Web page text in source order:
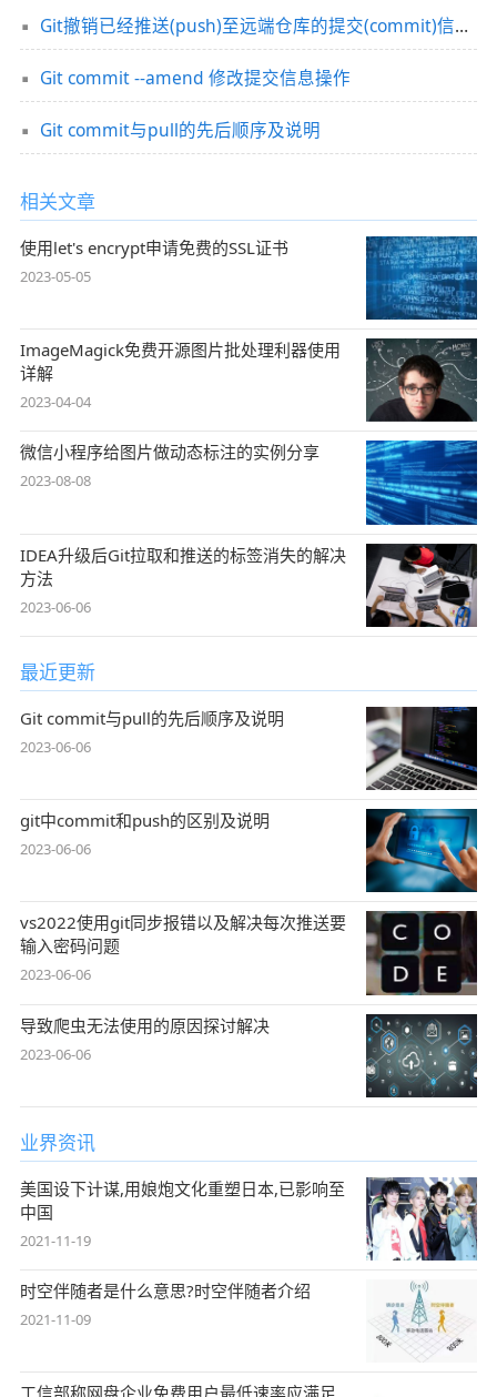
Git撤销已经推送(push)至远端仓库的提交(commit)信息操作
Git commit --amend 修改提交信息操作
Git commit与pull的先后顺序及说明
相关文章
使用let's encrypt申请免费的SSL证书
2023-05-05
ImageMagick免费开源图片批处理利器使用
详解
2023-04-04
微信小程序给图片做动态标注的实例分享
2023-08-08
IDEA升级后Git拉取和推送的标签消失的解决
方法
2023-06-06
最近更新
Git commit与pull的先后顺序及说明
2023-06-06
git中commit和push的区别及说明
2023-06-06
vs2022使用git同步报错以及解决每次推送要
输入密码问题
2023-06-06
导致爬虫无法使用的原因探讨解决
2023-06-06
业界资讯
美国设下计谋,用娘炮文化重塑日本,已影响至
中国
2021-11-19
时空伴随者是什么意思?时空伴随者介绍
2021-11-09
工信部称网盘企业免费用户最低速率应满足